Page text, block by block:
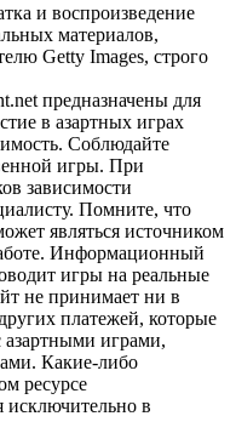
и воспроизведение
материалов,
Getty Images, строго
предназначены для
в азартных играх
Соблюдайте
игры. При
зависимости
Помните, что
являться источником
Информационный
игры на реальные
не принимает ни в
платежей, которые
азартными играми,
Какие-либо
ресурсе
исключительно в